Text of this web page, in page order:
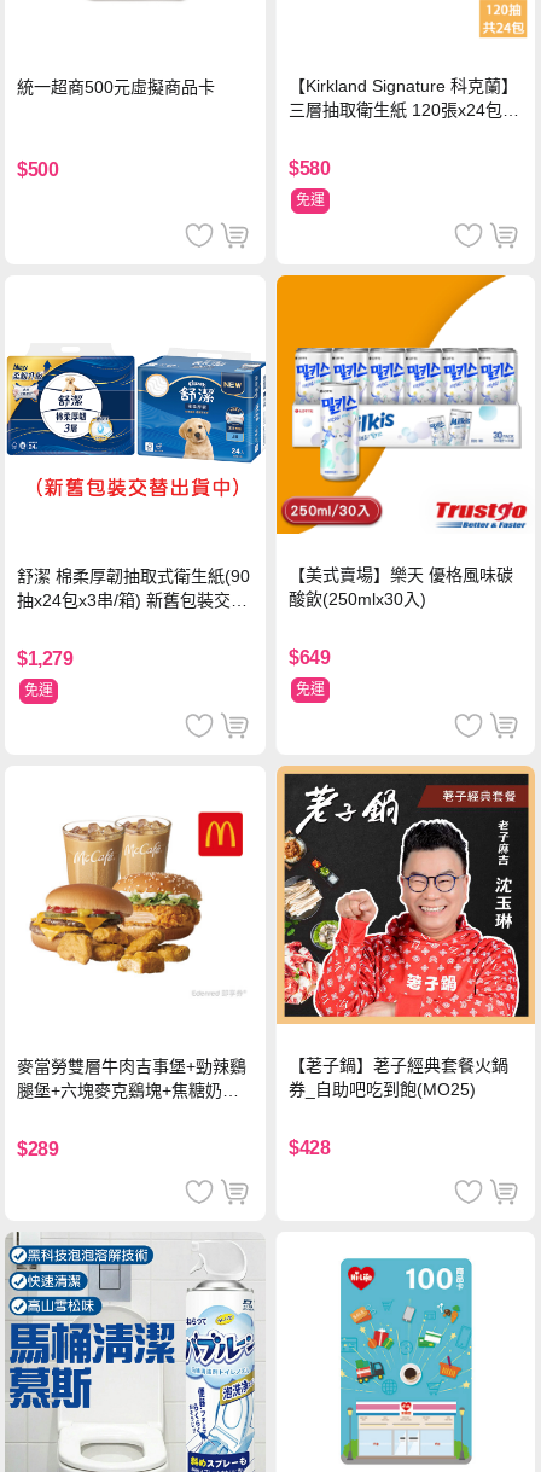
統一超商500元虛擬商品卡
$500
【Kirkland Signature 科克蘭】
三層抽取衛生紙 120張x24包x1
$580
免運
舒潔 棉柔厚韌抽取式衛生紙(90
抽x24包x3串/箱) 新舊包裝交替
$1,279
免運
【美式賣場】樂天 優格風味碳
酸飲(250mlx30入)
$649
免運
麥當勞雙層牛肉吉事堡+勁辣鷄
腿堡+六塊麥克鷄塊+焦糖奶茶
$289
【荖子鍋】荖子經典套餐火鍋
券_自助吧吃到飽(MO25)
$428